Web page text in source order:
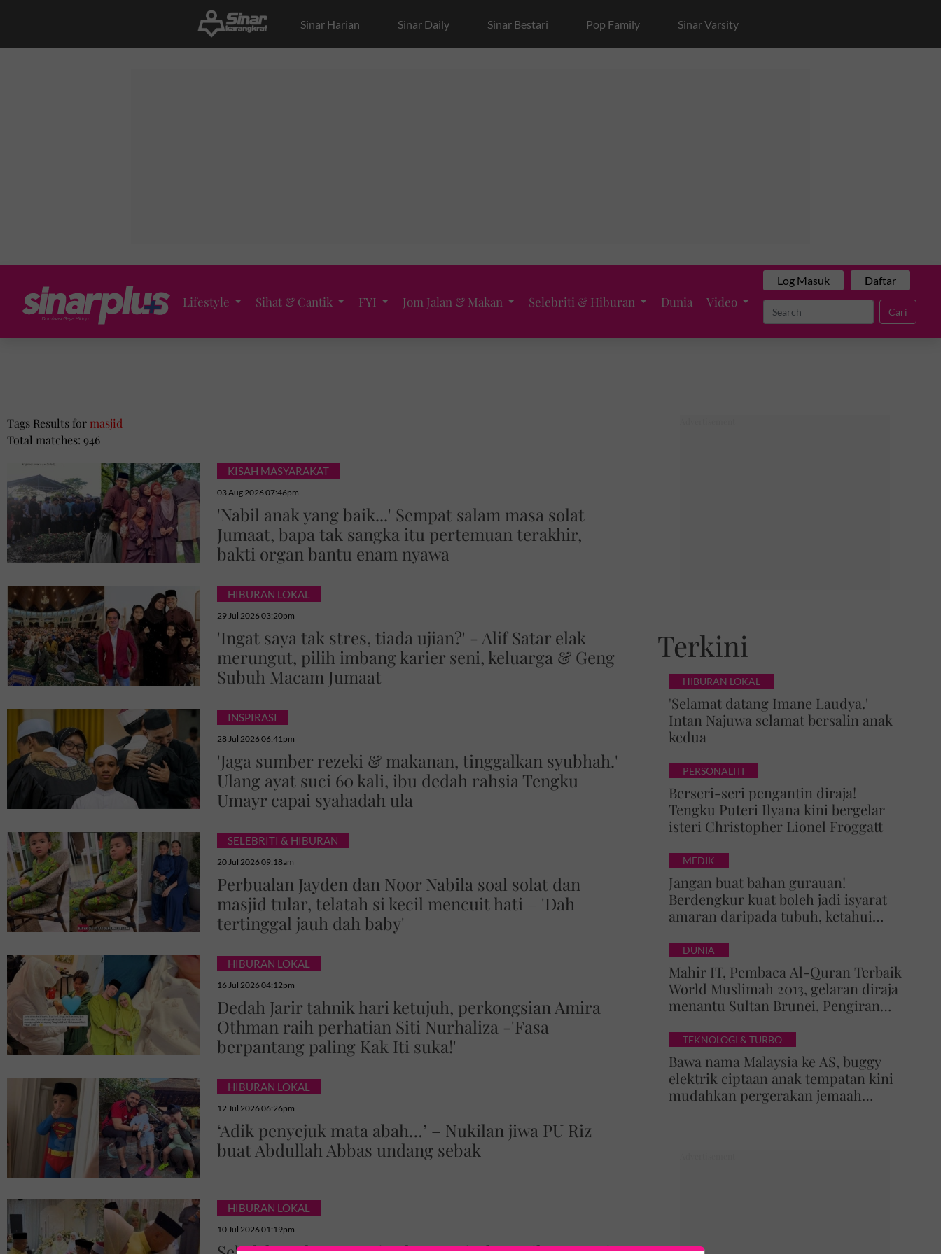
Sinar Harian Sinar Daily Sinar Bestari Pop Family Sinar Varsity
Lifestyle Sihat & Cantik FYI Jom Jalan & Makan Selebriti & Hiburan Dunia Video
Log Masuk Daftar
Cari
Tags Results for masjid
Total matches: 946
KISAH MASYARAKAT
03 Aug 2026 07:46pm
'Nabil anak yang baik...' Sempat salam masa solat
Jumaat, bapa tak sangka itu pertemuan terakhir,
bakti organ bantu enam nyawa
HIBURAN LOKAL
29 Jul 2026 03:20pm
'Ingat saya tak stres, tiada ujian?' - Alif Satar elak
merungut, pilih imbang karier seni, keluarga & Geng
Subuh Macam Jumaat
INSPIRASI
28 Jul 2026 06:41pm
'Jaga sumber rezeki & makanan, tinggalkan syubhah.'
Ulang ayat suci 60 kali, ibu dedah rahsia Tengku
Umayr capai syahadah ula
SELEBRITI & HIBURAN
20 Jul 2026 09:18am
Perbualan Jayden dan Noor Nabila soal solat dan
masjid tular, telatah si kecil mencuit hati – 'Dah
tertinggal jauh dah baby'
HIBURAN LOKAL
16 Jul 2026 04:12pm
Dedah Jarir tahnik hari ketujuh, perkongsian Amira
Othman raih perhatian Siti Nurhaliza -'Fasa
berpantang paling Kak Iti suka!'
HIBURAN LOKAL
12 Jul 2026 06:26pm
‘Adik penyejuk mata abah…’ – Nukilan jiwa PU Riz
buat Abdullah Abbas undang sebak
HIBURAN LOKAL
10 Jul 2026 01:19pm
Terkini
HIBURAN LOKAL
'Selamat datang Imane Laudya.'
Intan Najuwa selamat bersalin anak
kedua
PERSONALITI
Berseri-seri pengantin diraja!
Tengku Puteri Ilyana kini bergelar
isteri Christopher Lionel Froggatt
MEDIK
Jangan buat bahan gurauan!
Berdengkur kuat boleh jadi isyarat
amaran daripada tubuh, ketahui
DUNIA
Mahir IT, Pembaca Al-Quran Terbaik
World Muslimah 2013, gelaran diraja
menantu Sultan Brunei, Pengiran
merta
TEKNOLOGI & TURBO
Bawa nama Malaysia ke AS, buggy
elektrik ciptaan anak tempatan kini
mudahkan pergerakan jemaah